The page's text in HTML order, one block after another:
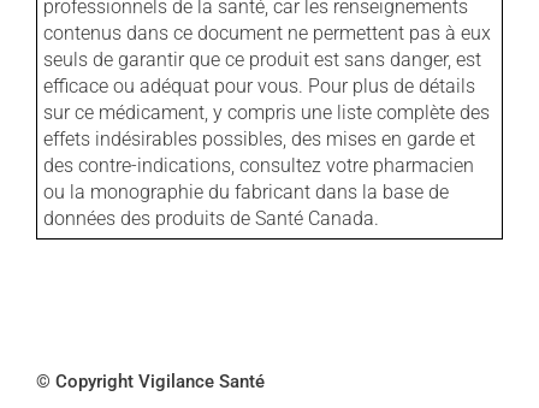
professionnels de la santé, car les renseignements
contenus dans ce document ne permettent pas à eux
seuls de garantir que ce produit est sans danger, est
efficace ou adéquat pour vous. Pour plus de détails
sur ce médicament, y compris une liste complète des
effets indésirables possibles, des mises en garde et
des contre-indications, consultez votre pharmacien
ou la monographie du fabricant dans la base de
données des produits de Santé Canada.
© Copyright Vigilance Santé